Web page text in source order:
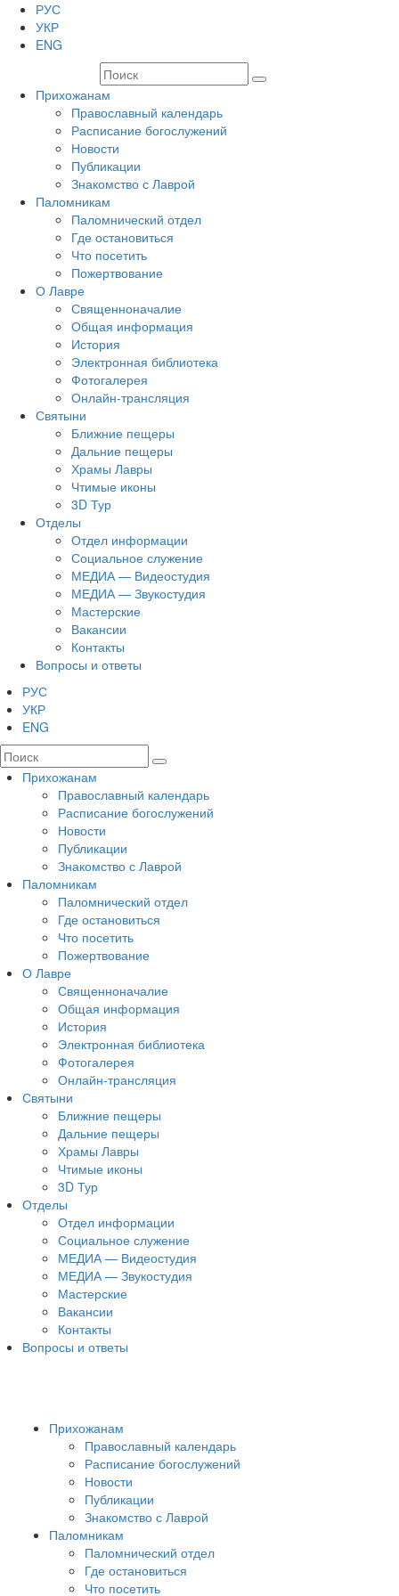
РУС
УКР
ENG
Прихожанам
Православный календарь
Расписание богослужений
Новости
Публикации
Знакомство с Лаврой
Паломникам
Паломнический отдел
Где остановиться
Что посетить
Пожертвование
О Лавре
Священноначалие
Общая информация
История
Электронная библиотека
Фотогалерея
Онлайн-трансляция
Святыни
Ближние пещеры
Дальние пещеры
Храмы Лавры
Чтимые иконы
3D Тур
Отделы
Отдел информации
Социальное служение
МЕДИА — Видеостудия
МЕДИА — Звукостудия
Мастерские
Вакансии
Контакты
Вопросы и ответы
РУС
УКР
ENG
Прихожанам
Православный календарь
Расписание богослужений
Новости
Публикации
Знакомство с Лаврой
Паломникам
Паломнический отдел
Где остановиться
Что посетить
Пожертвование
О Лавре
Священноначалие
Общая информация
История
Электронная библиотека
Фотогалерея
Онлайн-трансляция
Святыни
Ближние пещеры
Дальние пещеры
Храмы Лавры
Чтимые иконы
3D Тур
Отделы
Отдел информации
Социальное служение
МЕДИА — Видеостудия
МЕДИА — Звукостудия
Мастерские
Вакансии
Контакты
Вопросы и ответы
Прихожанам
Православный календарь
Расписание богослужений
Новости
Публикации
Знакомство с Лаврой
Паломникам
Паломнический отдел
Где остановиться
Что посетить